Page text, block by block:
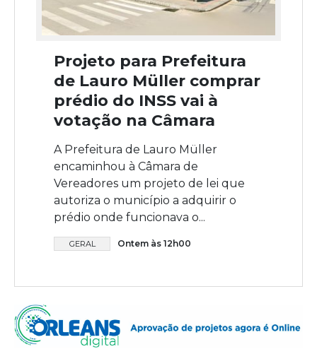
Projeto para Prefeitura
de Lauro Müller comprar
prédio do INSS vai à
votação na Câmara
A Prefeitura de Lauro Müller
encaminhou à Câmara de
Vereadores um projeto de lei que
autoriza o município a adquirir o
prédio onde funcionava o...
GERAL Ontem às 12h00